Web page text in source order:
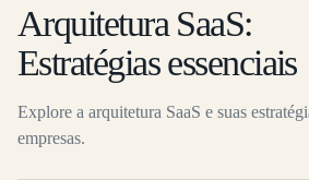
Arquitetura SaaS:
Estratégias essenciais
Explore a arquitetura SaaS e suas
empresas.